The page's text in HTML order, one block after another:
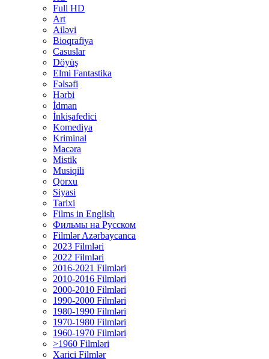
Full HD
Art
Ailəvi
Bioqrafiya
Casuslar
Döyüş
Elmi Fantastika
Fəlsəfi
Hərbi
İdman
İnkişafedici
Komediya
Kriminal
Macəra
Mistik
Musiqili
Qorxu
Siyasi
Tarixi
Films in English
Фильмы на Русском
Filmlər Azərbaycanca
2023 Filmləri
2022 Filmləri
2016-2021 Filmləri
2010-2016 Filmləri
2000-2010 Filmləri
1990-2000 Filmləri
1980-1990 Filmləri
1970-1980 Filmləri
1960-1970 Filmləri
>1960 Filmləri
Xarici Filmlər